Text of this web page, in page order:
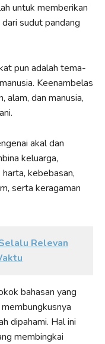
untuk memberikan
sudut pandang
pun adalah tema-
Keenambelas
alam, dan manusia,
akal dan
keluarga,
kebebasan,
serta keragaman
Relevan
bahasan yang
dipahami. Hal ini
membingkai